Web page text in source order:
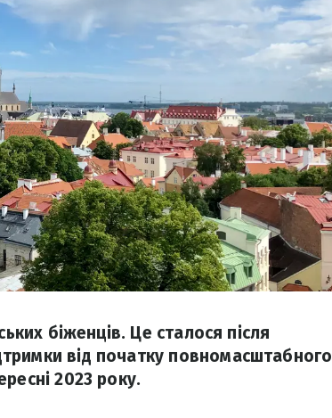
біженців. Це сталося після
від початку повномасштабного
2023 року.